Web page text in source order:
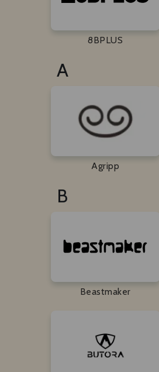
8BPLUS
A
Agripp
B
Beastmaker